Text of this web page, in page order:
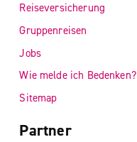
Reiseversicherung
Gruppenreisen
Jobs
Wie melde ich Bedenken?
Sitemap
Partner